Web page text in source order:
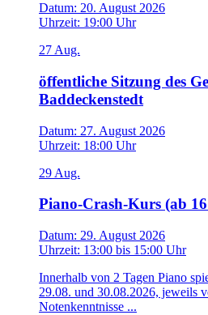
Datum: 20. August 2026
Uhrzeit: 19:00 Uhr
27 Aug.
öffentliche Sitzung des
Baddeckenstedt
Datum: 27. August 2026
Uhrzeit: 18:00 Uhr
29 Aug.
Piano-Crash-Kurs (ab
Datum: 29. August 2026
Uhrzeit: 13:00 bis 15:00 Uhr
Innerhalb von 2 Tagen Piano
29.08. und 30.08.2026, jeweils
Notenkenntnisse ...